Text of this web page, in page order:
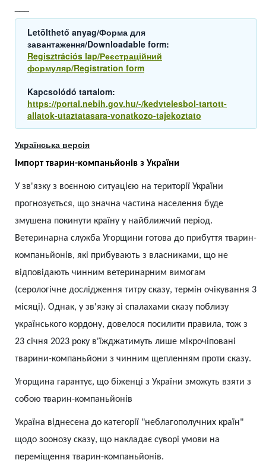
Letölthető anyag/Форма для
завантаження/Downloadable form:
Regisztrációs lap/Реєстраційний
формуляр/Registration form
Kapcsolódó tartalom:
https://portal.nebih.gov.hu/-/kedvtelesbol-tartott-
allatok-utaztatasara-vonatkozo-tajekoztato
Українська версія
Імпорт тварин-компаньйонів з України
У зв'язку з воєнною ситуацією на території України
прогнозується, що значна частина населення буде
змушена покинути країну у найближчий період.
Ветеринарна служба Угорщини готова до прибуття тварин-
компаньйонів, які прибувають з власниками, що не
відповідають чинним ветеринарним вимогам
(серологічне дослідження титру сказу, термін очікування 3
місяці). Однак, у зв'язку зі спалахами сказу поблизу
українського кордону, довелося посилити правила, тож з
23 січня 2023 року в'їжджатимуть лише мікрочіповані
тварини-компаньйони з чинним щепленням проти сказу.
Угорщина гарантує, що біженці з України зможуть взяти з
собою тварин-компаньйонів
Україна віднесена до категорії "неблагополучних країн"
щодо зоонозу сказу, що накладає суворі умови на
переміщення тварин-компаньйонів.